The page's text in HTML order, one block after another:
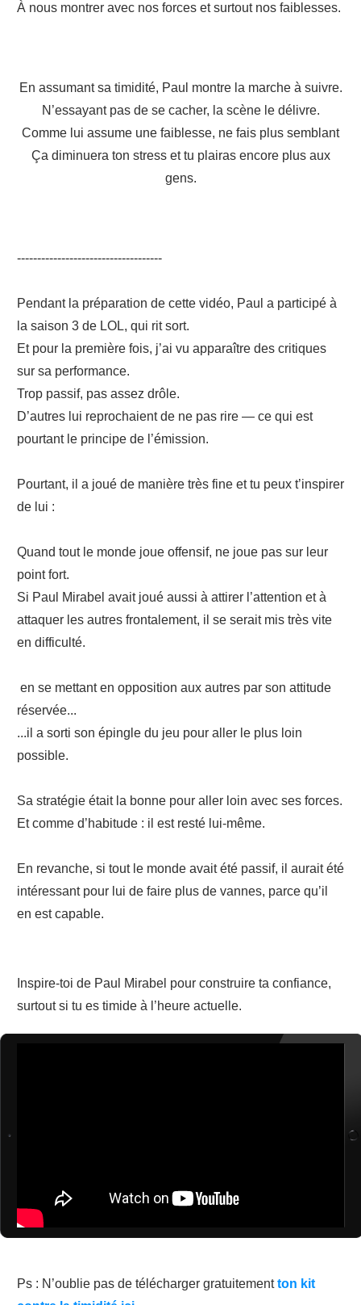
À nous montrer avec nos forces et surtout nos faiblesses.
En assumant sa timidité, Paul montre la marche à suivre.
N’essayant pas de se cacher, la scène le délivre.
Comme lui assume une faiblesse, ne fais plus semblant
Ça diminuera ton stress et tu plairas encore plus aux
gens.
------------------------------------
Pendant la préparation de cette vidéo, Paul a participé à
la saison 3 de LOL, qui rit sort.
Et pour la première fois, j’ai vu apparaître des critiques
sur sa performance.
Trop passif, pas assez drôle.
D’autres lui reprochaient de ne pas rire — ce qui est
pourtant le principe de l’émission.
Pourtant, il a joué de manière très fine et tu peux t’inspirer
de lui :
Quand tout le monde joue offensif, ne joue pas sur leur
point fort.
Si Paul Mirabel avait joué aussi à attirer l’attention et à
attaquer les autres frontalement, il se serait mis très vite
en difficulté.
en se mettant en opposition aux autres par son attitude
réservée...
...il a sorti son épingle du jeu pour aller le plus loin
possible.
Sa stratégie était la bonne pour aller loin avec ses forces.
Et comme d’habitude : il est resté lui-même.
En revanche, si tout le monde avait été passif, il aurait été
intéressant pour lui de faire plus de vannes, parce qu’il
en est capable.
Inspire-toi de Paul Mirabel pour construire ta confiance,
surtout si tu es timide à l’heure actuelle.
Ps : N’oublie pas de télécharger gratuitementton kit